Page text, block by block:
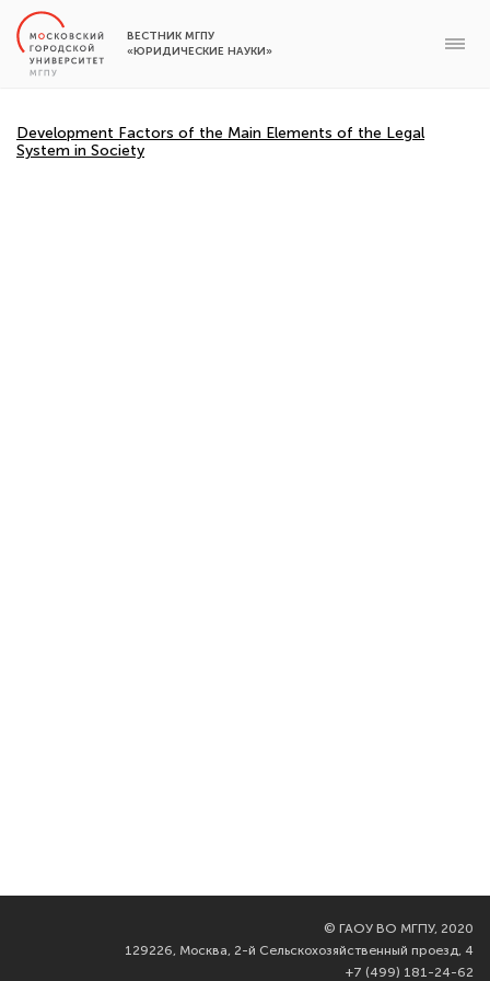
ВЕСТНИК МГПУ
«ЮРИДИЧЕСКИЕ НАУКИ»
Development Factors of the Main Elements of the Legal
System in Society
© ГАОУ ВО МГПУ, 2020
129226, Москва, 2-й Сельскохозяйственный проезд, 4
+7 (499) 181-24-62